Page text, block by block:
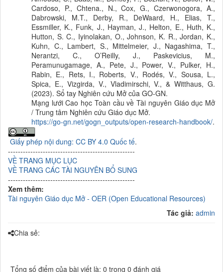
Cardoso, P., Chtena., N., Cox, G., Czerwonogora, A.,
Dabrowski, M.T., Derby, R., DeWaard, H., Elias, T.,
Essmiller, K., Funk, J., Hayman, J., Helton, E., Huth, K.,
Hutton, S. C., Iyinolakan, O., Johnson, K. R., Jordan, K.,
Kuhn, C., Lambert, S., Mittelmeier, J., Nagashima, T.,
Nerantzi, C., O’Reilly, J., Paskevicius, M.,
Peramunugamage, A., Pete, J., Power, V., Pulker, H.,
Rabin, E., Rets, I., Roberts, V., Rodés, V., Sousa, L.,
Spica, E., Vizgirda, V., Vladimirschi, V., & Witthaus, G.
(2023). Sổ tay Nghiên cứu Mở của GO-GN.
Mạng lưới Cao học Toàn cầu về Tài nguyên Giáo dục Mở
/ Trung tâm Nghiên cứu Giáo dục Mở.
https://go-gn.net/gogn_outputs/open-research-handbook/.
Giấy phép nội dung: CC BY 4.0 Quốc tế.
---------------------------------------------------
VỀ TRANG MỤC LỤC
VỀ TRANG CÁC TÀI NGUYÊN BỔ SUNG
---------------------------------------------------
Xem thêm:
Tài nguyên Giáo dục Mở - OER (Open Educational Resources)
Tác giả: admin
Chia sẻ:
Tổng số điểm của bài viết là: 0 trong 0 đánh giá